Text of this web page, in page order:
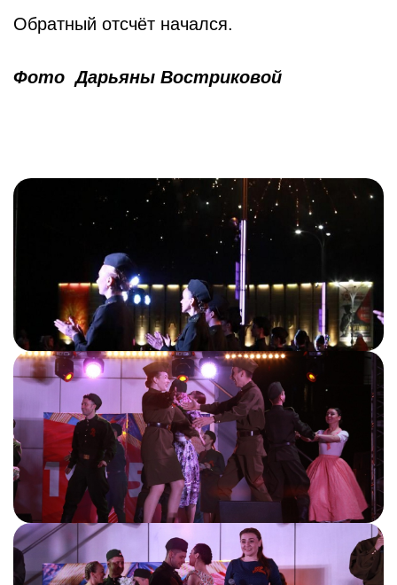
Обратный отсчёт начался.
Фото Дарьяны Востриковой